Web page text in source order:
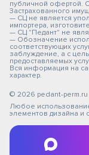
публичной офертой.
Застрахованного
— СЦ не является
импортера,
— СЦ "Педант" не
— Обозначение
соответствующих
заблуждение, а с
предоставляемых
Вся информация на
характер.
© 2026 pedant-perm.ru
Любое
элементов дизайна и